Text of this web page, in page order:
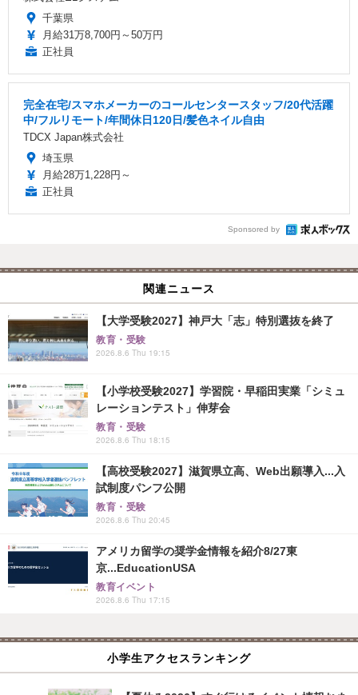
千葉県
月給31万8,700円～50万円
正社員
完全在宅/スマホメーカーのコールセンタースタッフ/20代活躍
中/フルリモート/年間休日120日/髪色ネイル自由
TDCX Japan株式会社
埼玉県
月給28万1,228円～
正社員
Sponsored by
関連ニュース
【大学受験2027】神戸大「志」特別選抜を終了
教育・受験
2026.8.6 Thu 19:15
【小学校受験2027】学習院・早稲田実業「シミュ
レーションテスト」伸芽会
教育・受験
2026.8.6 Thu 18:15
【高校受験2027】滋賀県立高、Web出願導入...入
試制度パンフ公開
教育・受験
2026.8.6 Thu 20:45
アメリカ留学の奨学金情報を紹介8/27東
京...EducationUSA
教育イベント
2026.8.6 Thu 17:15
小学生アクセスランキング